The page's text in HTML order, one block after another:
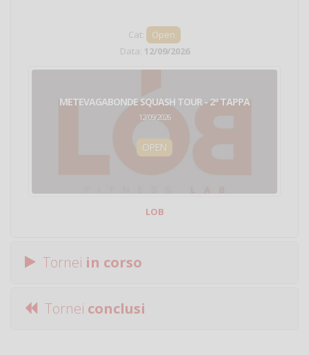
Cat:
Open
Data: 12/09/2026
METEVAGABONDE SQUASH TOUR - 2ª TAPPA
12/09/2026
OPEN
LOB
Tornei in corso
Tornei conclusi